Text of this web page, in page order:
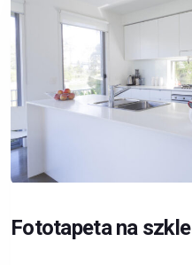
Fototapeta na szkle